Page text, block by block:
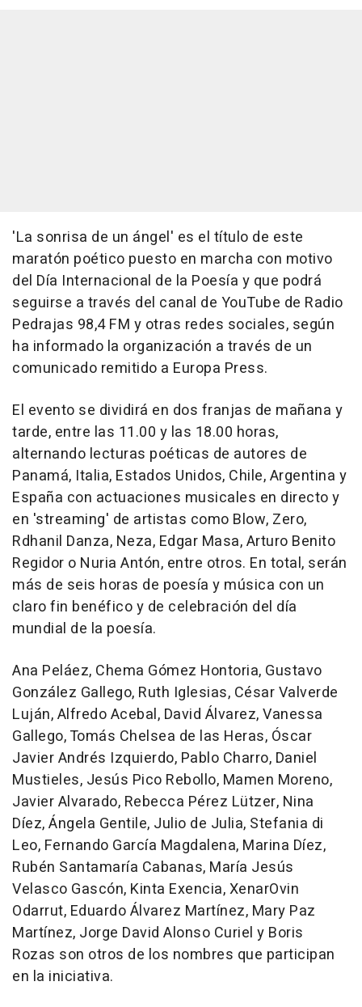
'La sonrisa de un ángel' es el título de este
maratón poético puesto en marcha con motivo
del Día Internacional de la Poesía y que podrá
seguirse a través del canal de YouTube de Radio
Pedrajas 98,4 FM y otras redes sociales, según
ha informado la organización a través de un
comunicado remitido a Europa Press.
El evento se dividirá en dos franjas de mañana y
tarde, entre las 11.00 y las 18.00 horas,
alternando lecturas poéticas de autores de
Panamá, Italia, Estados Unidos, Chile, Argentina y
España con actuaciones musicales en directo y
en 'streaming' de artistas como Blow, Zero,
Rdhanil Danza, Neza, Edgar Masa, Arturo Benito
Regidor o Nuria Antón, entre otros. En total, serán
más de seis horas de poesía y música con un
claro fin benéfico y de celebración del día
mundial de la poesía.
Ana Peláez, Chema Gómez Hontoria, Gustavo
González Gallego, Ruth Iglesias, César Valverde
Luján, Alfredo Acebal, David Álvarez, Vanessa
Gallego, Tomás Chelsea de las Heras, Óscar
Javier Andrés Izquierdo, Pablo Charro, Daniel
Mustieles, Jesús Pico Rebollo, Mamen Moreno,
Javier Alvarado, Rebecca Pérez Lützer, Nina
Díez, Ángela Gentile, Julio de Julia, Stefania di
Leo, Fernando García Magdalena, Marina Díez,
Rubén Santamaría Cabanas, María Jesús
Velasco Gascón, Kinta Exencia, XenarOvin
Odarrut, Eduardo Álvarez Martínez, Mary Paz
Martínez, Jorge David Alonso Curiel y Boris
Rozas son otros de los nombres que participan
en la iniciativa.